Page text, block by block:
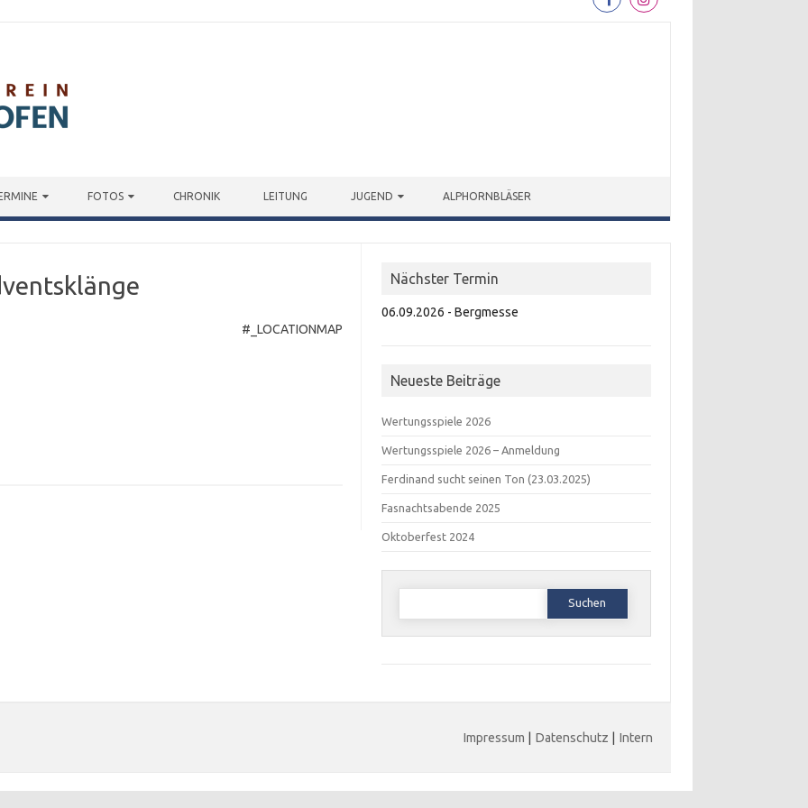
FOTOS CHRONIK LEITUNG JUGEND ALPHORNBLÄSER
#_LOCATIONMAP
Nächster Termin
06.09.2026 - Bergmesse
Neueste Beiträge
Wertungsspiele 2026
Wertungsspiele 2026 – Anmeldung
Ferdinand sucht seinen Ton (23.03.2025)
Fasnachtsabende 2025
Oktoberfest 2024
Suchen
Impressum | Datenschutz | Intern